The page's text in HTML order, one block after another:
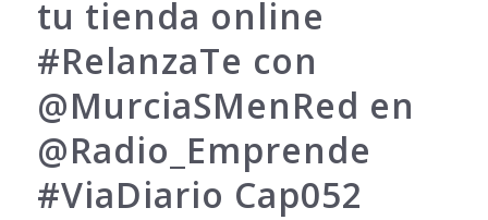
tu tienda online
#RelanzaTe con
@MurciaSMenRed en
@Radio_Emprende
#ViaDiario Cap052